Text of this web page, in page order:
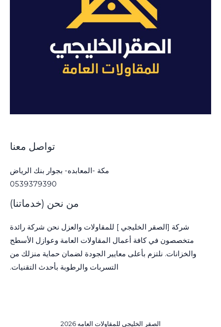
تواصل معنا
مكة -المعابده- بجوار بنك الرياض
0539379390
من نحن (خدماتنا)
شركة [الصقر الخليجي ] للمقاولات والعزل نحن شركة رائدة
متخصصون في كافة أعمال المقاولات العامة وعوازل الأسطح
والخزانات. نلتزم بأعلى معايير الجودة لضمان حماية منزلك من
التسربات والرطوبة بأحدث التقنيات.
الصقر الخليجي للمقاولات العامه 2026